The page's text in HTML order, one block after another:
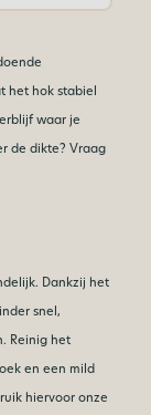
het hok stabiel
waar je
de dikte? Vraag
Dankzij het
snel,
Reinig het
en een mild
hiervoor onze